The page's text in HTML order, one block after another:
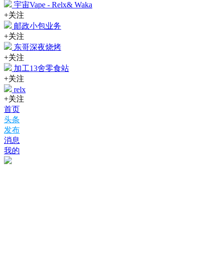
宇宙Vape - Relx& Waka
+关注
邮政小包业务
+关注
东哥深夜烧烤
+关注
加工13舍零食站
+关注
relx
+关注
首页
头条
发布
消息
我的